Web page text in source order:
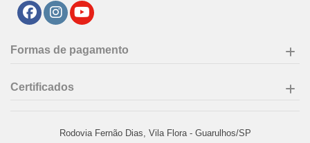
Formas de pagamento
Certificados
Rodovia Fernão Dias, Vila Flora - Guarulhos/SP